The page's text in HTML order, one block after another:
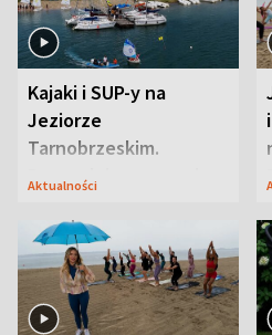
Kajaki i SUP-y na
Jeziorze
Tarnobrzeskim.
Przyrodnicy zwracają
Aktualności